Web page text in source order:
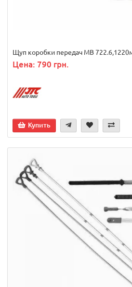
Щуп коробки передач MB
Цена: 790 грн.
Купить